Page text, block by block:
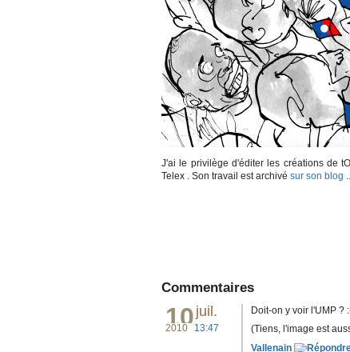
J'ai le privilège d'éditer les créations de
Telex . Son travail est archivé sur son blog
Commentaires
10 juil.
2010 13:47
Doit-on y voir l'UMP ?
(Tiens, l'image est
Vallenain